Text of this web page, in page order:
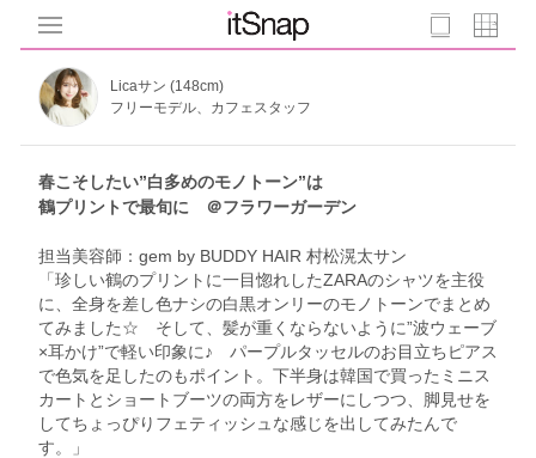
Licaサン (148cm)
フリーモデル、カフェスタッフ
春こそしたい”白多めのモノトーン”は
鶴プリントで最旬に ＠フラワーガーデン
担当美容師：gem by BUDDY HAIR 村松滉太サン
「珍しい鶴のプリントに一目惚れしたZARAのシャツを主役
に、全身を差し色ナシの白黒オンリーのモノトーンでまとめ
てみました☆ そして、髪が重くならないように”波ウェーブ
×耳かけ”で軽い印象に♪ パープルタッセルのお目立ちピアス
で色気を足したのもポイント。下半身は韓国で買ったミニス
カートとショートブーツの両方をレザーにしつつ、脚見せを
してちょっぴりフェティッシュな感じを出してみたんで
す。」